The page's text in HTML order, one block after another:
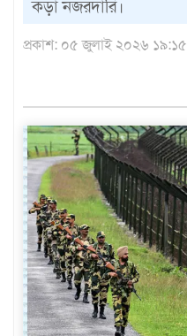
উত্তর
ওশেনিয়া
এন্টারটিকা
বিনোদন
ভিডিও
অন্যান্য
তথ্য
প্রযুক্তি
কড়া নজরদারি।
প্রকাশ: ০৫ জুলাই ২০২৬ ১৯:১৫